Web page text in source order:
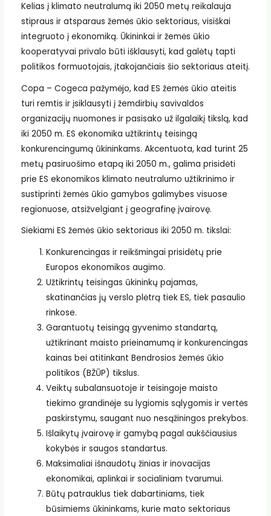
Kelias į klimato neutralumą iki 2050 metų reikalauja
stipraus ir atsparaus žemės ūkio sektoriaus, visiškai
integruoto į ekonomiką. Ūkininkai ir žemės ūkio
kooperatyvai privalo būti išklausyti, kad galėtų tapti
politikos formuotojais, įtakojančiais šio sektoriaus ateitį.
Copa – Cogeca pažymėjo, kad ES žemės ūkio ateitis
turi remtis ir įsiklausyti į žemdirbių savivaldos
organizacijų nuomones ir pasisako už ilgalaikį tikslą, kad
iki 2050 m. ES ekonomika užtikrintų teisingą
konkurencingumą ūkininkams. Akcentuota, kad turint 25
metų pasiruošimo etapą iki 2050 m., galima prisidėti
prie ES ekonomikos klimato neutralumo užtikrinimo ir
sustiprinti žemės ūkio gamybos galimybes visuose
regionuose, atsižvelgiant į geografinę įvairovę.
Siekiami ES žemės ūkio sektoriaus iki 2050 m. tikslai:
Konkurencingas ir reikšmingai prisidėtų prie
Europos ekonomikos augimo.
Užtikrintų teisingas ūkininkų pajamas,
skatinančias jų verslo plėtrą tiek ES, tiek pasaulio
rinkose.
Garantuotų teisingą gyvenimo standartą,
užtikrinant maisto prieinamumą ir konkurencingas
kainas bei atitinkant Bendrosios žemės ūkio
politikos (BŽŪP) tikslus.
Veiktų subalansuotoje ir teisingoje maisto
tiekimo grandinėje su lygiomis sąlygomis ir vertės
paskirstymu, saugant nuo nesąžiningos prekybos.
Išlaikytų įvairovę ir gamybą pagal aukščiausius
kokybės ir saugos standartus.
Maksimaliai išnaudotų žinias ir inovacijas
ekonomikai, aplinkai ir socialiniam tvarumui.
Būtų patrauklus tiek dabartiniams, tiek
būsimiems ūkininkams, kurie mato sektoriaus